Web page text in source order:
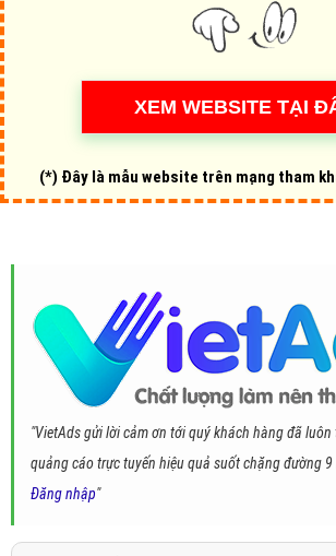
(*) Đây là mẫu website trên mạng tham
"VietAds gửi lời cảm ơn tới quý khách hàng đã
quảng cáo trực tuyến hiệu quả suốt chặng đường 9
Đăng nhập"